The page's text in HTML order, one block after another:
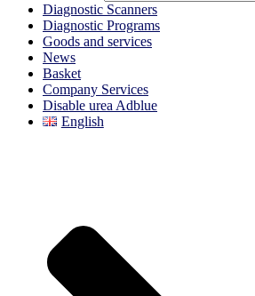
Diagnostic Scanners
Diagnostic Programs
Goods and services
News
Basket
Company Services
Disable urea Adblue
English